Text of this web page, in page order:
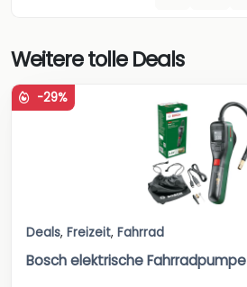
Weitere tolle Deals
-29%
Deals, Freizeit, Fahrrad
Bosch elektrische Fahrradpumpe